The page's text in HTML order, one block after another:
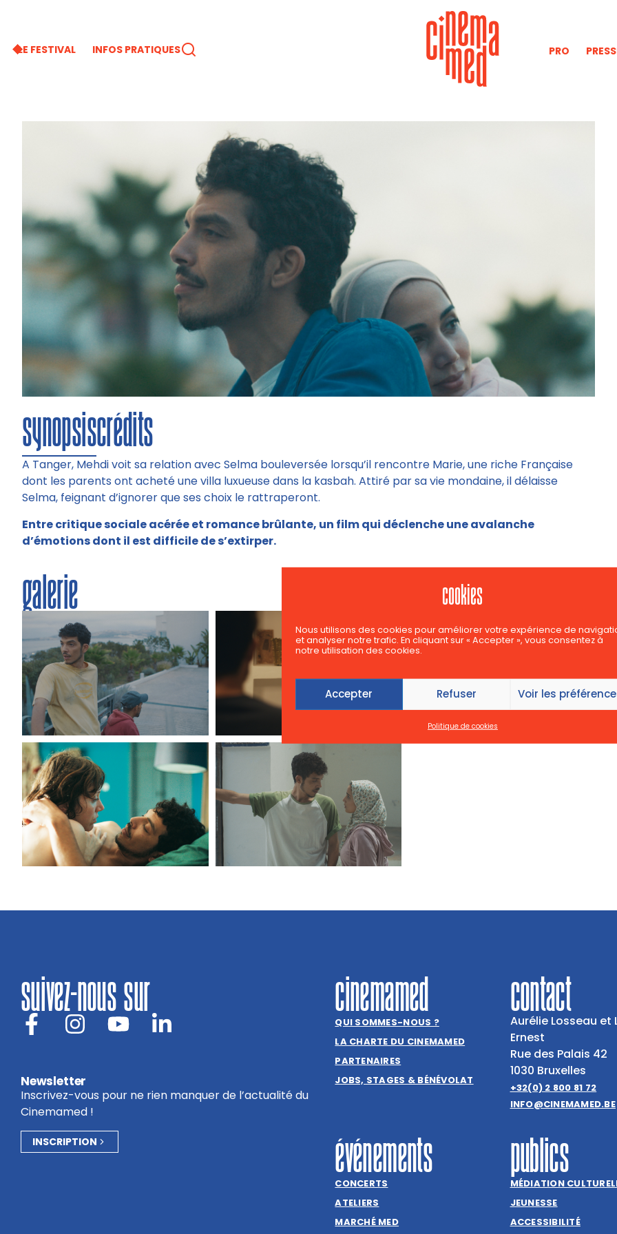
cookies
Nous utilisons des cookies pour améliorer votre expérience de
et analyser notre trafic. En cliquant sur « Accepter », vous consentez à
notre utilisation des cookies.
Accepter Refuser Voir les
Politique de cookies
LE FESTIVAL INFOS PRATIQUES PRO
synopsiscrédits
A Tanger, Mehdi voit sa relation avec Selma bouleversée lorsqu’il rencontre Marie, une riche Française
dont les parents ont acheté une villa luxueuse dans la kasbah. Attiré par sa vie mondaine, il délaisse
Selma, feignant d’ignorer que ses choix le rattraperont.
Entre critique sociale acérée et romance brûlante, un film qui déclenche une avalanche
d’émotions dont il est difficile de s’extirper.
galerie
suivez-nous sur
Newsletter
Inscrivez-vous pour ne rien manquer de l’actualité du
Cinemamed !
INSCRIPTION
cinemamed
QUI SOMMES-NOUS ?
LA CHARTE DU CINEMAMED
PARTENAIRES
JOBS, STAGES & BÉNÉVOLAT
contact
Aurélie Losseau et
Ernest
Rue des Palais 42
1030 Bruxelles
+32(0) 2 800 81 72
INFO@CINEMAMED.BE
événements
CONCERTS
ATELIERS
MARCHÉ MED
publics
MÉDIATION
JEUNESSE
ACCESSIBILITÉ